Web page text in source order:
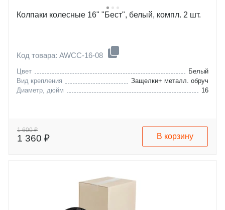
Колпаки колесные 16" "Бест", белый, компл. 2 шт.
Код товара: AWCC-16-08
Цвет
Белый
Вид крепления
Защелки+ металл. обруч
Диаметр, дюйм
16
1 600 ₽
1 360 ₽ В корзину